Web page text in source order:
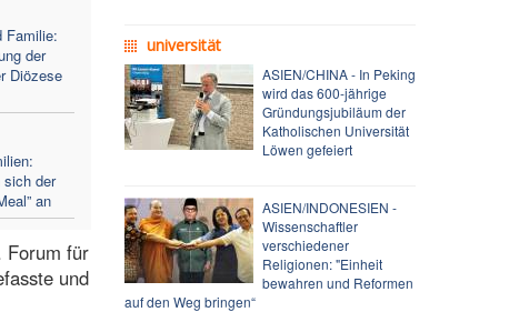
Familie:
der
Diözese
der
an
Forum für
und
universität
ASIEN/CHINA - In Peking
wird das 600-jährige
Gründungsjubiläum der
Katholischen Universität
Löwen gefeiert
ASIEN/INDONESIEN -
Wissenschaftler
verschiedener
Religionen: "Einheit
bewahren und Reformen
auf den Weg bringen“